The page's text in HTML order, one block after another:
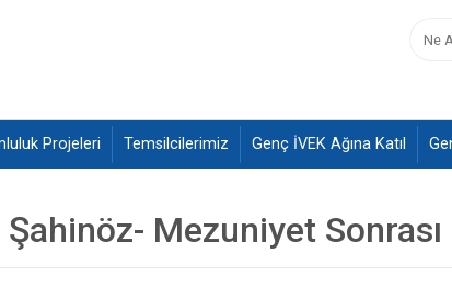
Projeleri Temsilcilerimiz Genç İVEK Ağına Katıl
Mezuniyet Sonrası